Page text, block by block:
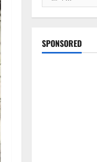
को
खोजें:
SPONSORED